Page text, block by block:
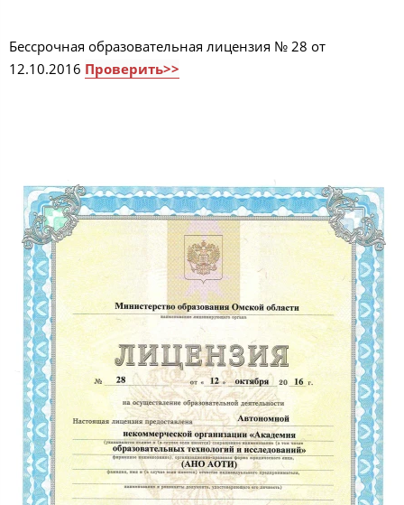
Бессрочная образовательная лицензия № 28 от
12.10.2016 Проверить>>